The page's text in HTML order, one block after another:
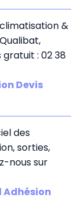
&
gratuit : 02 38
Devis
des
sorties,
nous sur
Adhésion